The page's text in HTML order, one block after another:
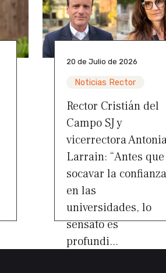
20 de Julio de 2026
Noticias Rector
Rector Cristián del
Campo SJ y
vicerrectora
Larrain: “Antes que
socavar la confianza
en las
universidades, lo
sensato es
profundi...